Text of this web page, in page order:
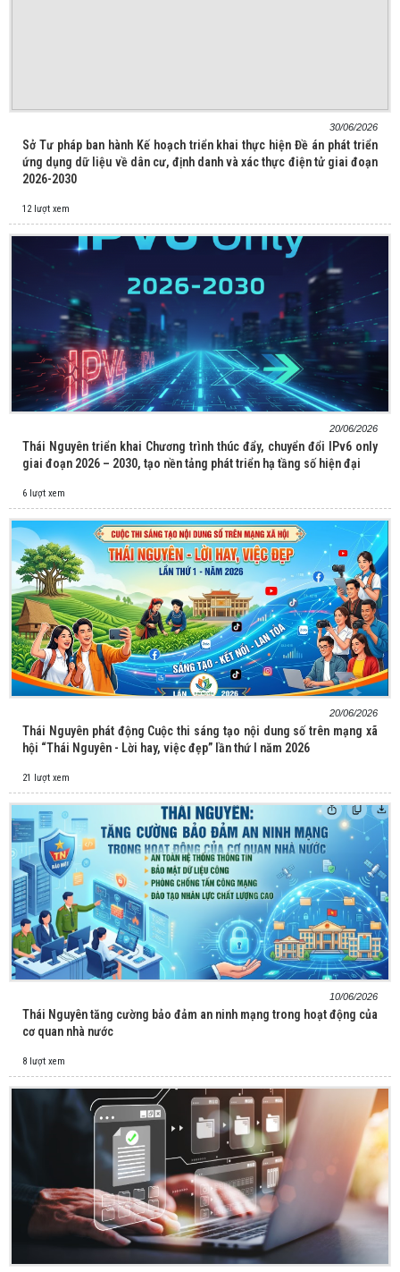
30/06/2026
Sở Tư pháp ban hành Kế hoạch triển khai thực hiện Đề án phát triển
ứng dụng dữ liệu về dân cư, định danh và xác thực điện tử giai đoạn
2026-2030
12 lượt xem
20/06/2026
Thái Nguyên triển khai Chương trình thúc đẩy, chuyển đổi IPv6 only
giai đoạn 2026 – 2030, tạo nền tảng phát triển hạ tầng số hiện đại
6 lượt xem
20/06/2026
Thái Nguyên phát động Cuộc thi sáng tạo nội dung số trên mạng xã
hội “Thái Nguyên - Lời hay, việc đẹp” lần thứ I năm 2026
21 lượt xem
10/06/2026
Thái Nguyên tăng cường bảo đảm an ninh mạng trong hoạt động của
cơ quan nhà nước
8 lượt xem